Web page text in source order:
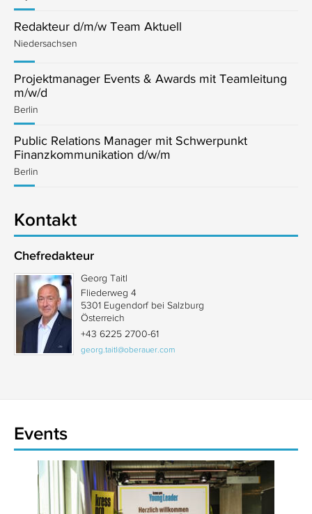
Redakteur d/m/w Team Aktuell
Niedersachsen
Projektmanager Events & Awards mit Teamleitung
m/w/d
Berlin
Public Relations Manager mit Schwerpunkt
Finanzkommunikation d/w/m
Berlin
Kontakt
Chefredakteur
Georg Taitl
Fliederweg 4
5301 Eugendorf bei Salzburg
Österreich
+43 6225 2700-61
georg.taitl@oberauer.com
Events